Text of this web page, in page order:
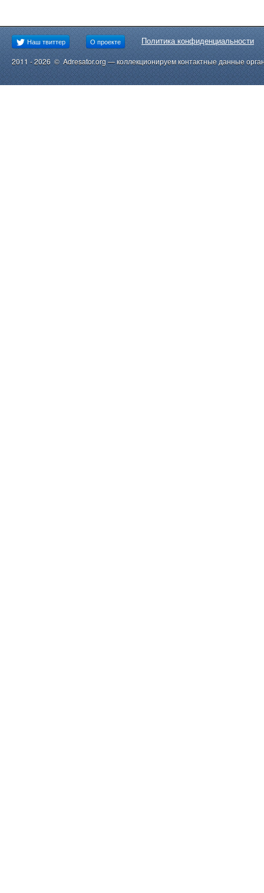
Наш твиттер О проекте Политика конфиденциальности
2011 - 2026 © Adresator.org — коллекционируем контактные данные